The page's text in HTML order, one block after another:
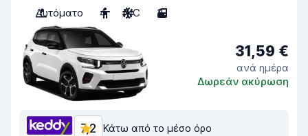
Αυτόματο
4 A/C 3
31,59 €
ανά ημέρα
Δωρεάν ακύρωση
7,2 Κάτω από το μέσο όρο